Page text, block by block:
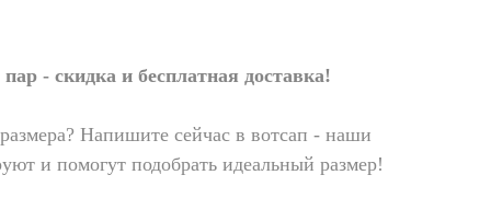
- скидка и бесплатная доставка!
Напишите сейчас в вотсап - наши
и помогут подобрать идеальный размер!